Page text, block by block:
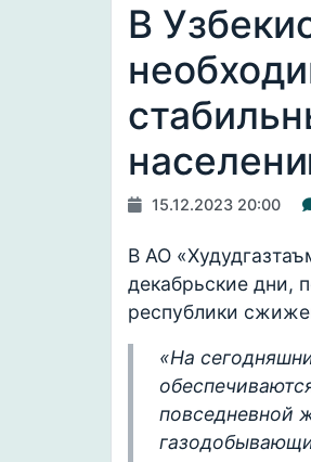
В
15.12.2023 20:00
В АО
декабрьские дни,
республики
«На
повседневной